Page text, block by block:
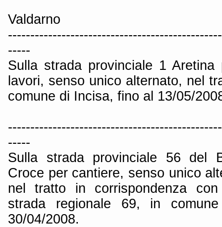
Valdarno
-----
Sulla strada provinciale 1
lavori, senso unico alternato, nel
comune di Incisa, fino al 13/05/
-----
Sulla strada provinciale 56 del
Croce per cantiere, senso unico
nel tratto in corrispondenza
strada regionale 69, in
30/04/2008.